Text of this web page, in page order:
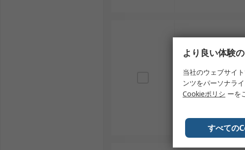
より良い体験
当社のウェブサイ
ンツをパーソナラ
Cookieポリシ ーを
すべての